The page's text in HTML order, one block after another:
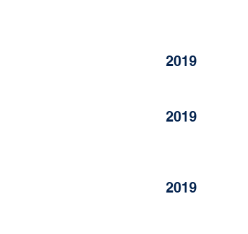
2019
2019
2019